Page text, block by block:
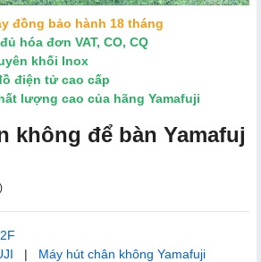
đồng bảo hành 18 tháng
hóa đơn VAT, CO, CQ
khối Inox
điện tử cao cấp
lượng cao của hãng Yamafuji
không để bàn Yamafuj
| Máy hút chân không Yamafuji